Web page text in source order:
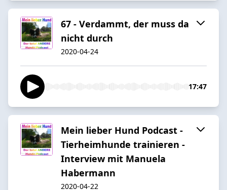
67 - Verdammt, der muss da
nicht durch
2020-04-24
17:47
Mein lieber Hund Podcast -
Tierheimhunde trainieren -
Interview mit Manuela
Habermann
2020-04-22